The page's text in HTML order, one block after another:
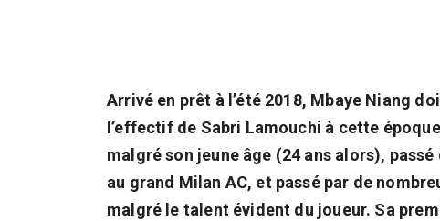
Arrivé en prêt à l’été 2018, Mbaye Niang
l’effectif de Sabri Lamouchi à cette
malgré son jeune âge (24 ans alors),
au grand Milan AC, et passé par de
malgré le talent évident du joueur. Sa